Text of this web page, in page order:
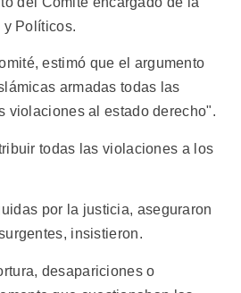
Políticos.
estimó que el argumento
armadas todas las
violaciones al estado derecho".
todas las violaciones a los
por la justicia, aseguraron
insistieron.
desapariciones o